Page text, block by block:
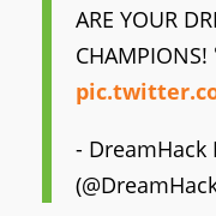
ARE YOUR
CHAMPIONS!
- DreamHack